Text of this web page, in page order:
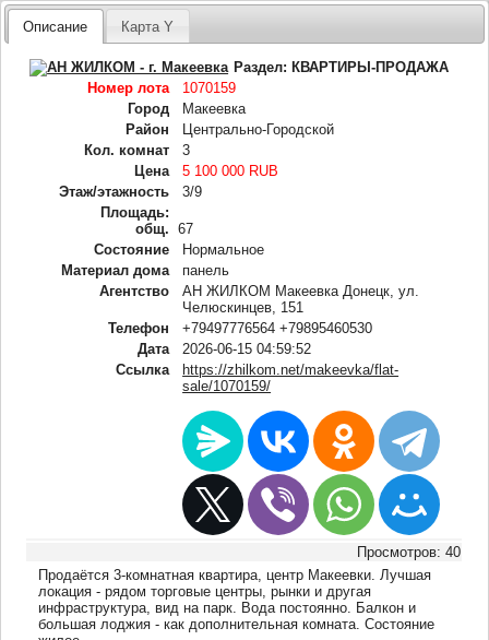
Описание Карта Y
Раздел:КВАРТИРЫ-ПРОДАЖА
Номер лота
1070159
Город
Макеевка
Район
Центрально-Городской
Кол. комнат
3
Цена
5 100 000 RUB
Этаж/этажность
3/9
Площадь:
общ.
67
Состояние
Нормальное
Материал дома
панель
Агентство
АН ЖИЛКОМ Макеевка Донецк, ул.
Челюскинцев, 151
Телефон
+79497776564 +79895460530
Дата
2026-06-15 04:59:52
Ссылка
https://zhilkom.net/makeevka/flat-
sale/1070159/
Просмотров: 40
Продаётся 3-комнатная квартира, центр Макеевки. Лучшая
локация - рядом торговые центры, рынки и другая
инфраструктура, вид на парк. Вода постоянно. Балкон и
большая лоджия - как дополнительная комната. Состояние